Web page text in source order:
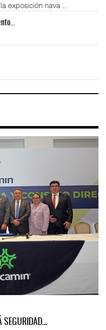
exposición nava ...
SEGURIDAD…